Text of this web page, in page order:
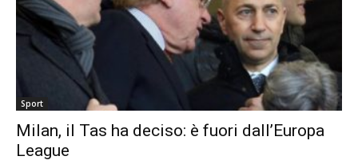
Sport
Milan, il Tas ha deciso: è fuori dall’Europa
League